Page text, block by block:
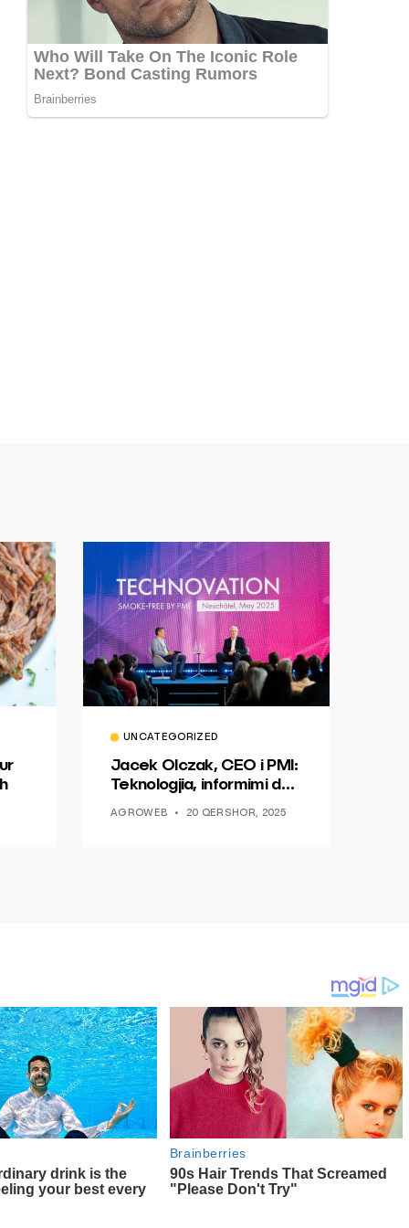
UNCATEGORIZED
Jacek Olczak, CEO i PMI:
Teknologjia, informimi dhe
AGROWEB 20 QERSHOR, 2025